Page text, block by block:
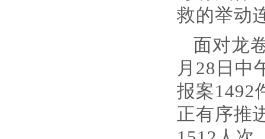
救的举动
面对龙
月28日中
报案1492
正有序推